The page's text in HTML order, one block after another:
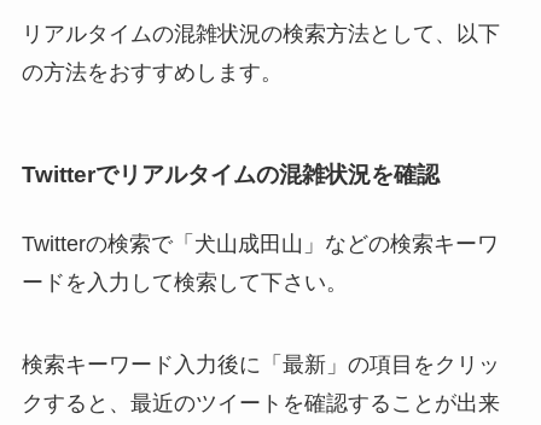
リアルタイムの混雑状況の検索方法として、以下
の方法をおすすめします。
Twitterでリアルタイムの混雑状況を確認
Twitterの検索で「犬山成田山」などの検索キーワ
ードを入力して検索して下さい。
検索キーワード入力後に「最新」の項目をクリッ
クすると、最近のツイートを確認することが出来